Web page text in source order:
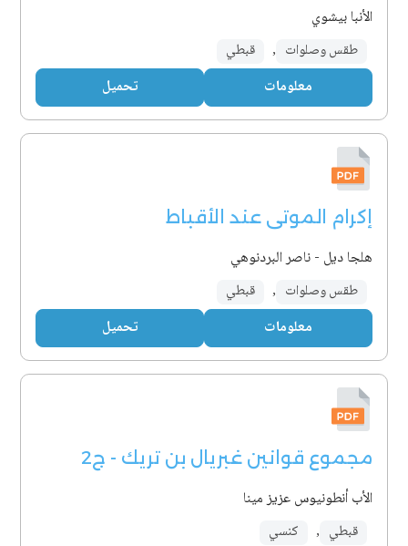
الأنبا بيشوي
طقس وصلوات , قبطي
معلومات تحميل
إكرام الموتى عند الأقباط
هلجا ديل - ناصر البردنوهي
طقس وصلوات , قبطي
معلومات تحميل
مجموع قوانين غبريال بن تريك - ج2
الأب أنطونيوس عزيز مينا
قبطي , كنسي